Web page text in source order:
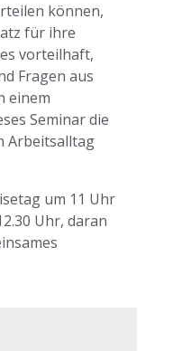
können,
für ihre
vorteilhaft,
Fragen aus
einem
Seminar die
Arbeitsalltag
um 11 Uhr
Uhr, daran